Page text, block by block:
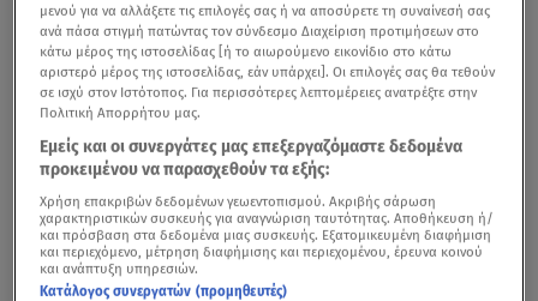
μενού για να αλλάξετε τις επιλογές σας ή να αποσύρετε τη συναίνεσή σας
ανά πάσα στιγμή πατώντας τον σύνδεσμο Διαχείριση προτιμήσεων στο
κάτω μέρος της ιστοσελίδας [ή το αιωρούμενο εικονίδιο στο κάτω
αριστερό μέρος της ιστοσελίδας, εάν υπάρχει]. Οι επιλογές σας θα τεθούν
σε ισχύ στον Ιστότοπος. Για περισσότερες λεπτομέρειες ανατρέξτε στην
Πολιτική Απορρήτου μας.
Εμείς και οι συνεργάτες μας επεξεργαζόμαστε δεδομένα
προκειμένου να παρασχεθούν τα εξής:
Χρήση επακριβών δεδομένων γεωεντοπισμού. Ακριβής σάρωση
χαρακτηριστικών συσκευής για αναγνώριση ταυτότητας. Αποθήκευση ή/
και πρόσβαση στα δεδομένα μιας συσκευής. Εξατομικευμένη διαφήμιση
και περιεχόμενο, μέτρηση διαφήμισης και περιεχομένου, έρευνα κοινού
και ανάπτυξη υπηρεσιών.
Κατάλογος συνεργατών (προμηθευτές)